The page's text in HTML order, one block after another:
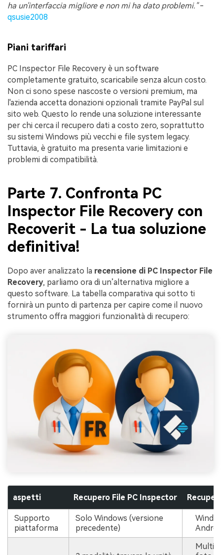
ha un'interfaccia migliore e non mi ha dato problemi."-
qsusie2008
Piani tariffari
PC Inspector File Recovery è un software
completamente gratuito, scaricabile senza alcun costo.
Non ci sono spese nascoste o versioni premium, ma
l'azienda accetta donazioni opzionali tramite PayPal sul
sito web. Questo lo rende una soluzione interessante
per chi cerca il recupero dati a costo zero, soprattutto
su sistemi Windows più vecchi e file system legacy.
Tuttavia, è gratuito ma presenta varie limitazioni e
problemi di compatibilità.
Parte 7. Confronta PC
Inspector File Recovery con
Recoverit - La tua soluzione
definitiva!
Dopo aver analizzato la recensione di PC Inspector File
Recovery, parliamo ora di un’alternativa migliore a
questo software. La tabella comparativa qui sotto ti
fornirà un punto di partenza per capire come il nuovo
strumento offra maggiori funzionalità di recupero:
aspetti Recupero File PC Inspector
Supporto
piattaforma
Solo Windows (versione
precedente)